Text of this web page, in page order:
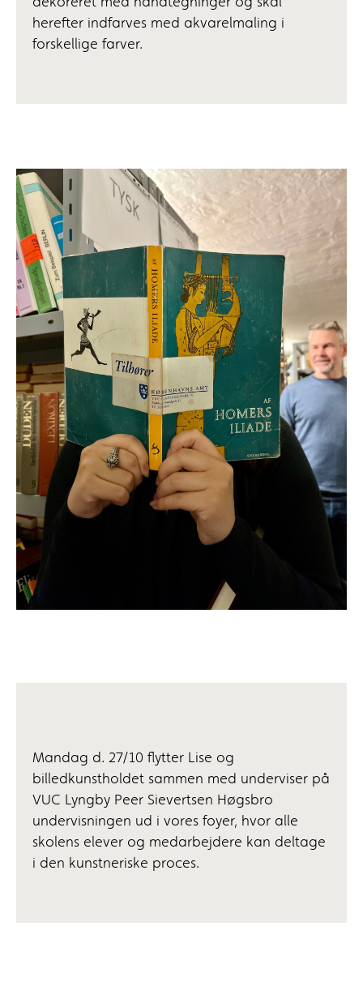
herefter indfarves med akvarelmaling i
forskellige farver.
Mandag d. 27/10 flytter Lise og
billedkunstholdet sammen med underviser på
VUC Lyngby Peer Sievertsen Høgsbro
undervisningen ud i vores foyer, hvor alle
skolens elever og medarbejdere kan deltage
i den kunstneriske proces.